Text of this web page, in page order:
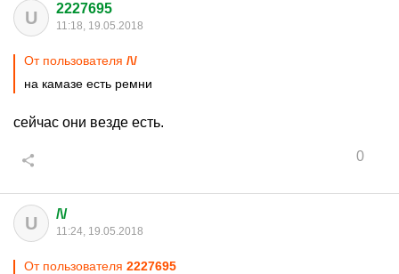
U 2227695
11:18, 19.05.2018
От пользователя /\/
на камазе есть ремни
сейчас они везде есть.
0
U /\/
11:24, 19.05.2018
От пользователя 2227695